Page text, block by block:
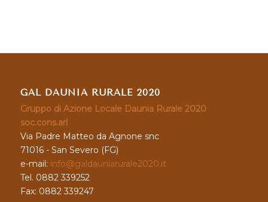
GAL DAUNIA RURALE 2020
Gruppo di Azione Locale Daunia Rurale 2020
soc.cons.arl
Via Padre Matteo da Agnone snc
71016 - San Severo (FG)
e-mail: info@galdauniarurale2020.it
Tel. 0882 339252
Fax: 0882 339247